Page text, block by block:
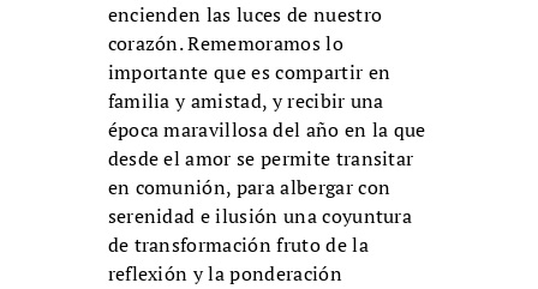
encienden las luces de nuestro
corazón. Rememoramos lo
importante que es compartir en
familia y amistad, y recibir una
época maravillosa del año en la que
desde el amor se permite transitar
en comunión, para albergar con
serenidad e ilusión una coyuntura
de transformación fruto de la
reflexión y la ponderación